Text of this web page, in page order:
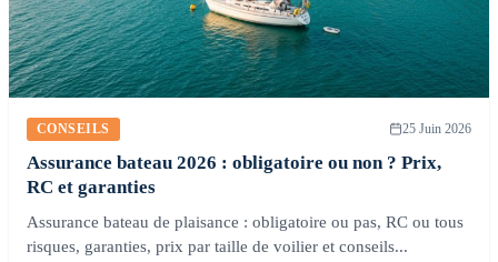
CONSEILS 25 Juin 2026
Assurance bateau 2026 : obligatoire ou non ? Prix,
RC et garanties
Assurance bateau de plaisance : obligatoire ou pas, RC ou tous
risques, garanties, prix par taille de voilier et conseils...